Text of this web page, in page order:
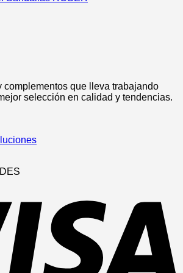
complementos que lleva trabajando
selección en calidad y tendencias.